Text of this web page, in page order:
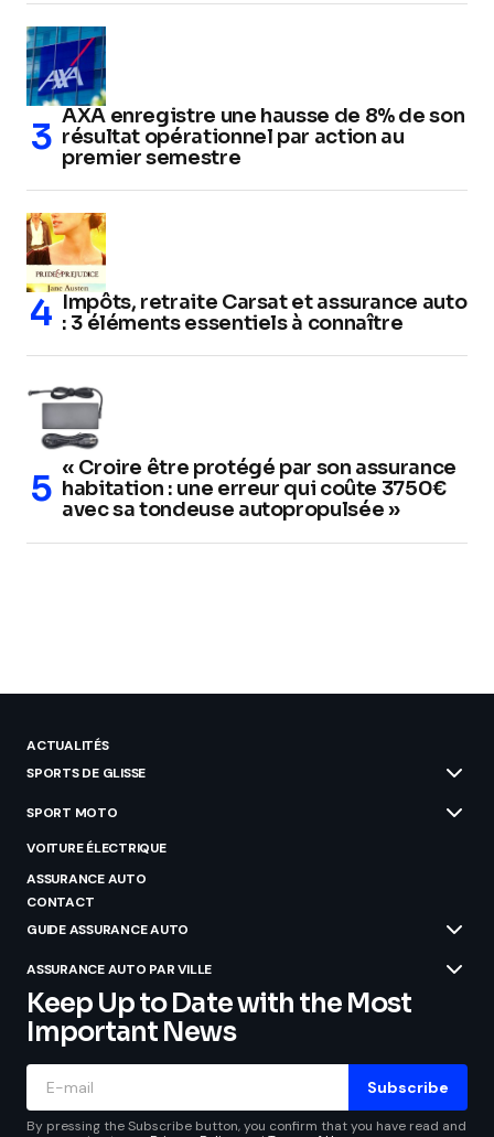
AXA enregistre une hausse de 8% de son
résultat opérationnel par action au
premier semestre
Impôts, retraite Carsat et assurance auto
: 3 éléments essentiels à connaître
« Croire être protégé par son assurance
habitation : une erreur qui coûte 3750€
avec sa tondeuse autopropulsée »
ACTUALITÉS
SPORTS DE GLISSE
SPORT MOTO
VOITURE ÉLECTRIQUE
ASSURANCE AUTO
CONTACT
GUIDE ASSURANCE AUTO
ASSURANCE AUTO PAR VILLE
Keep Up to Date with the Most
Important News
Subscribe
By pressing the Subscribe button, you confirm that you have read and